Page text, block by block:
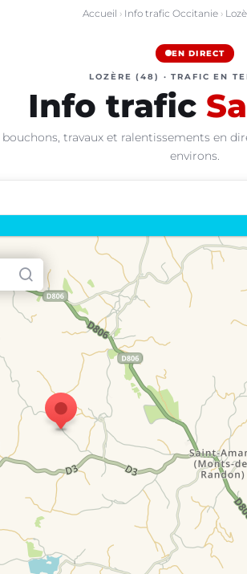
Accueil › Info trafic Occitanie ›
EN DIRECT
LOZÈRE (48) · TRAFIC EN
Info trafic
travaux et ralentissements en
environs.